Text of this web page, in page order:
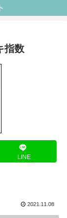
指数
LINE
2021.11.08